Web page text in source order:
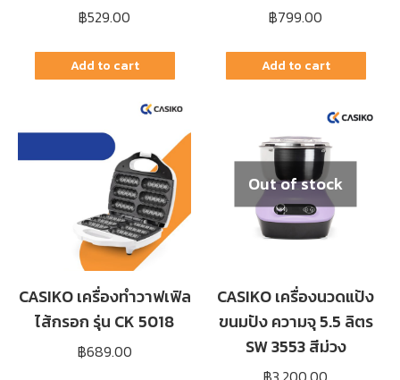
฿529.00
Add to cart
฿799.00
Add to cart
CASIKO เครื่องทำวาฟเฟิล
ไส้กรอก รุ่น CK 5018
฿689.00
Out of stock
CASIKO เครื่องนวดแป้ง
ขนมปัง ความจุ 5.5 ลิตร
SW 3553 สีม่วง